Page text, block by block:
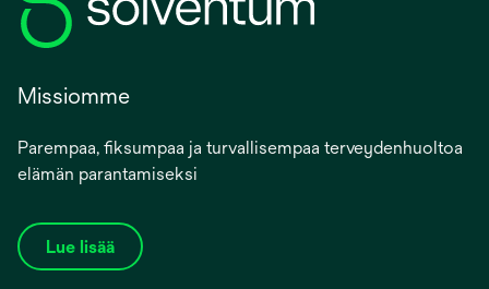
Missiomme
Parempaa, fiksumpaa ja turvallisempaa terveydenhuoltoa
elämän parantamiseksi
Lue lisää